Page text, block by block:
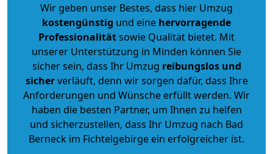
Wir geben unser Bestes, dass hier Umzug
kostengünstig und eine hervorragende
Professionalitätsowie Qualität bietet. Mit
unserer Unterstützung in Minden können Sie
sicher sein, dass Ihr Umzug reibungslos und
sicherverläuft, denn wir sorgen dafür, dass Ihre
Anforderungen und Wünsche erfüllt werden. Wir
haben die besten Partner, um Ihnen zu helfen
und sicherzustellen, dass Ihr Umzug nach Bad
Berneck im Fichtelgebirge ein erfolgreicher ist.